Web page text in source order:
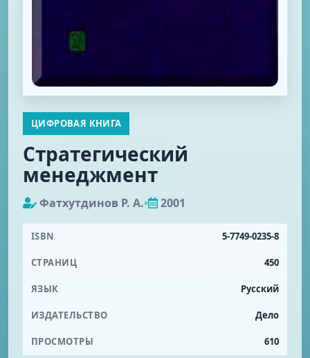
ЦИФРОВАЯ КНИГА
Стратегический
менеджмент
Фатхутдинов Р. А.• 2001
ISBN 5-7749-0235-8
СТРАНИЦ 450
ЯЗЫК Русский
ИЗДАТЕЛЬСТВО Дело
ПРОСМОТРЫ 610